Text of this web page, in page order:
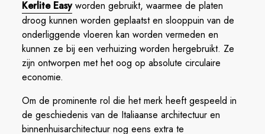
Kerlite Easyworden gebruikt, waarmee de platen
droog kunnen worden geplaatst en slooppuin van de
onderliggende vloeren kan worden vermeden en
kunnen ze bij een verhuizing worden hergebruikt. Ze
zijn ontworpen met het oog op absolute circulaire
economie.
Om de prominente rol die het merk heeft gespeeld in
de geschiedenis van de Italiaanse architectuur en
binnenhuisarchitectuur nog eens extra te